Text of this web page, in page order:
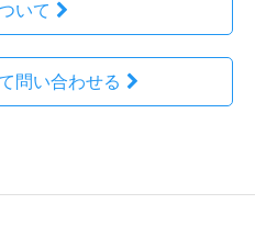
いて
問い合わせる